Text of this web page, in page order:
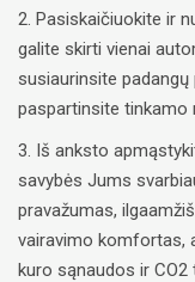
2. Pasiskaičiuokite ir
galite skirti vienai
susiaurinsite
paspartinsite tinkamo
3. Iš anksto
savybės Jums
pravažumas,
vairavimo komfortas,
kuro sąnaudos ir